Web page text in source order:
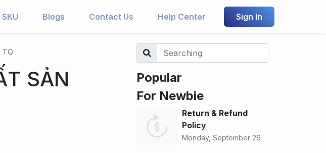
SKU Blogs Contact Us Help Center Sign In
TQ
SẢN
Popular
For Newbie
Return & Refund
Policy
Monday, September 26